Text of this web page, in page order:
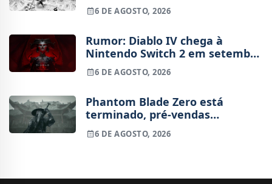
6 DE AGOSTO, 2026
Rumor: Diablo IV chega à
Nintendo Switch 2 em setembro
e vai custar o preço de um jogo
novo
6 DE AGOSTO, 2026
Phantom Blade Zero está
terminado, pré-vendas
começam na próxima semana
6 DE AGOSTO, 2026